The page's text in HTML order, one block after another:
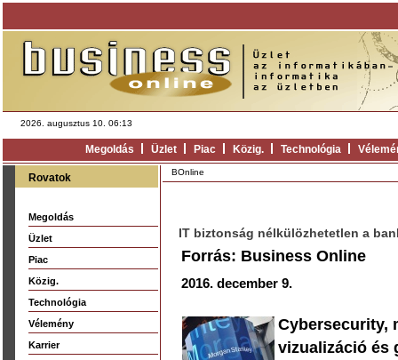
2026. augusztus 10. 06:13
Megoldás Üzlet Piac Közig. Technológia
Rovatok
Megoldás
Üzlet
Piac
Közig.
Technológia
Vélemény
Karrier
BOnline
IT biztonság nélkülözhetetlen a
Forrás: Business Online
2016. december 9.
Cybersecurity,
vizualizáció és